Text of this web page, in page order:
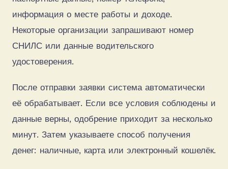
информация о месте работы и доходе.
Некоторые организации запрашивают номер
СНИЛС или данные водительского
удостоверения.
После отправки заявки система автоматически
её обрабатывает. Если все условия соблюдены и
данные верны, одобрение приходит за несколько
минут. Затем указываете способ получения
денег: наличные, карта или электронный кошелёк.